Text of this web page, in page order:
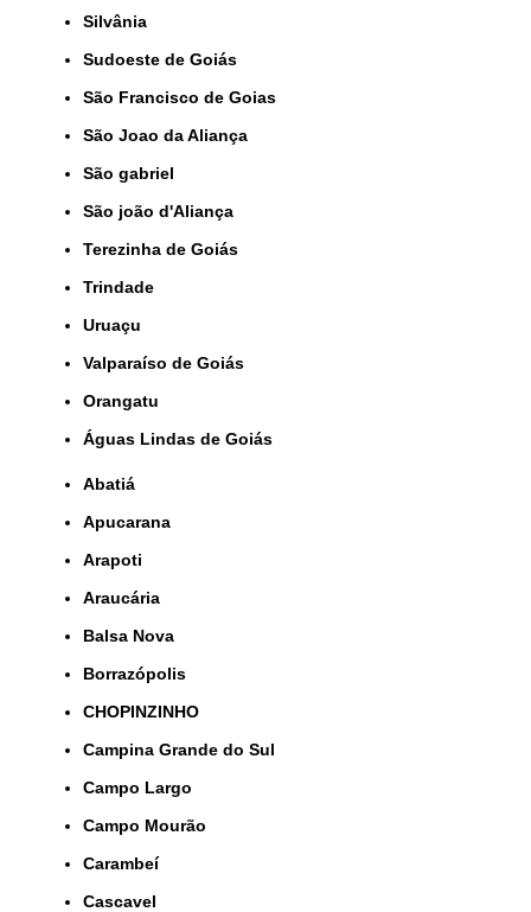
Silvânia
Sudoeste de Goiás
São Francisco de Goias
São Joao da Aliança
São gabriel
São joão d'Aliança
Terezinha de Goiás
Trindade
Uruaçu
Valparaíso de Goiás
orangatu
Águas Lindas de Goiás
Abatiá
Apucarana
Arapoti
Araucária
Balsa Nova
Borrazópolis
CHOPINZINHO
Campina Grande do Sul
Campo Largo
Campo Mourão
Carambeí
Cascavel